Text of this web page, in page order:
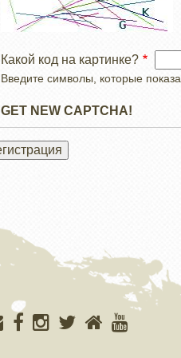
Какой код на картинке?
Введите символы, которые
GET NEW CAPTCHA!